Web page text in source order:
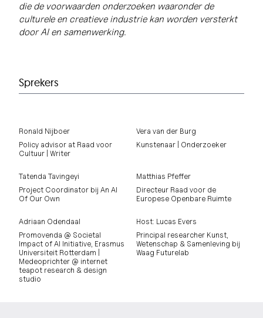
die de voorwaarden onderzoeken waaronder de
culturele en creatieve industrie kan worden versterkt
door AI en samenwerking.
Sprekers
Ronald Nijboer
Policy advisor at Raad voor
Cultuur | Writer
Vera van der Burg
Kunstenaar | Onderzoeker
Tatenda Tavingeyi
Project Coordinator bij An AI
Of Our Own
Matthias Pfeffer
Directeur Raad voor de
Europese Openbare Ruimte
Adriaan Odendaal
Promovenda @ Societal
Impact of AI Initiative, Erasmus
Universiteit Rotterdam |
Medeoprichter @ internet
teapot research & design
studio
Host: Lucas Evers
Principal researcher Kunst,
Wetenschap & Samenleving bij
Waag Futurelab